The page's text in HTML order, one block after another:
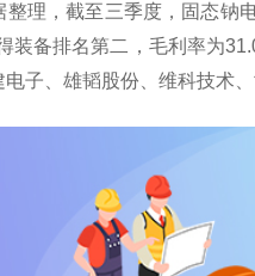
理，截至三季度，固态钠
装备排名第二，毛利率为
子、雄韬股份、维科技术